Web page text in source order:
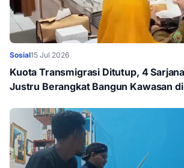
Sosial15 Jul 2026
Kuota Transmigrasi Ditutup, 4
Justru Berangkat Bangun Kawasan